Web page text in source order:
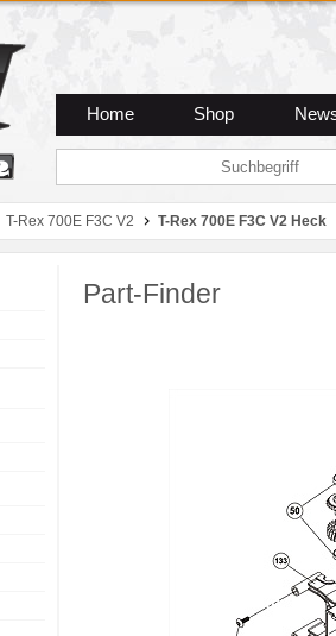
Home Shop
T-Rex 700E F3C V2 T-Rex 700E F3C V2 Heck
Part-Finder